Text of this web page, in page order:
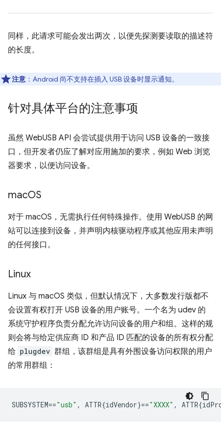
同样，此请求可能会发出两次，以便先探测要读取的描述符
的长度。
注意 ：Android 尚不支持在插入 USB 设备时显示通知。
针对具体平台的注意事项
虽然 WebUSB API 会尝试提供用于访问 USB 设备的一致接
口，但开发者仍应了解对应用施加的要求，例如 Web 浏览
器要求，以便访问设备。
macOS
对于 macOS，无需执行任何特殊操作。使用 WebUSB 的网
站可以连接到设备，并声明内核驱动程序或其他应用未声明
的任何接口。
Linux
Linux 与 macOS 类似，但默认情况下，大多数发行版都不
会设置有权打开 USB 设备的用户账号。一个名为 udev 的
系统守护程序负责分配允许访问设备的用户和组。这样的规
则会将与给定供应商 ID 和产品 ID 匹配的设备的所有权分配
给 plugdev 群组，该群组是具有外围设备访问权限的用户
的常用群组：
SUBSYSTEM=="usb" , ATTR{idVendor}=="XXXX" ,